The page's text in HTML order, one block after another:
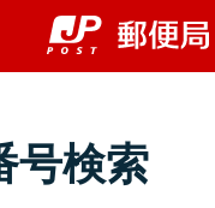
号検索